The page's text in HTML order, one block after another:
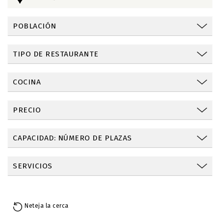
Neteja la cerca
POBLACIÓN
TIPO DE RESTAURANTE
COCINA
PRECIO
CAPACIDAD: NÚMERO DE PLAZAS
SERVICIOS